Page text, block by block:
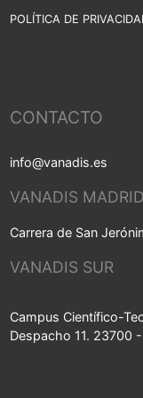
POLÍTICA DE
CONTACTO
info@vanadis.es
VANADIS MADRID
Carrera de San
VANADIS SUR
Campus Científico-
Despacho 11. 23700